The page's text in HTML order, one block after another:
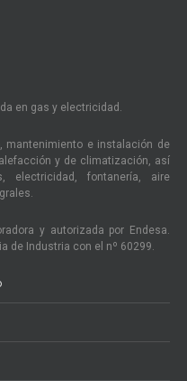
en gas y electricidad.
mantenimiento e instalación de
y de climatización, así
fontanería, aire
y autorizada por Endesa.
de Industria con el nº 60299.